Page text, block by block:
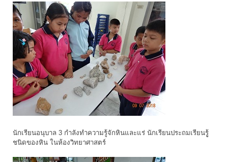
นักเรียนอนุบาล 3 กำลังทำความรู้จักหินและแร่ นักเรียนประถมเรียนรูู้
ชนิดของหิน ในห้องวิทยาศาสตร์